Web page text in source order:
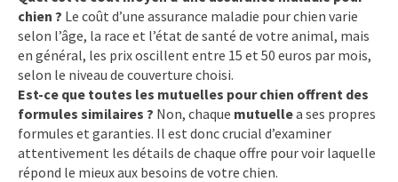
chien ? Le coût d’une assurance maladie pour chien varie
selon l’âge, la race et l’état de santé de votre animal, mais
en général, les prix oscillent entre 15 et 50 euros par mois,
selon le niveau de couverture choisi.
Est-ce que toutes les mutuelles pour chien offrent des
formules similaires ? Non, chaque mutuellea ses propres
formules et garanties. Il est donc crucial d’examiner
attentivement les détails de chaque offre pour voir laquelle
répond le mieux aux besoins de votre chien.